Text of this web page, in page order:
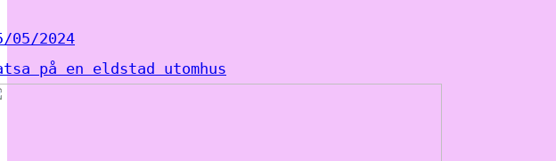
05/2024
på en eldstad utomhus